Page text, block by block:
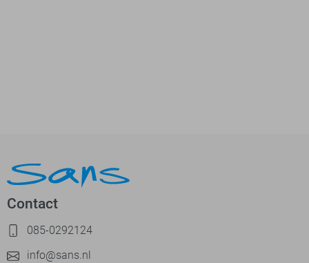
Contact
085-0292124
info@sans.nl